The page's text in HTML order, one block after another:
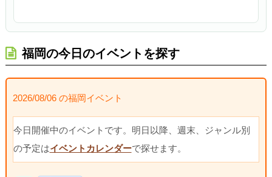
福岡の今日のイベントを探す
2026/08/06 の福岡イベント
今日開催中のイベントです。明日以降、週末、ジャンル別
の予定はイベントカレンダーで探せます。